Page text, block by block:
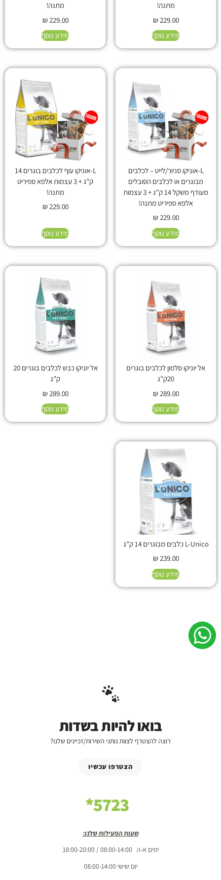
מתנה!
₪229.00
מידע נוסף
מתנה!
₪229.00
מידע נוסף
L-אוניקו סניור/לייט – לכלבים
מבוגרים או לכלבים הסובלים
מעודף משקל 14 ק"ג + 3 עצמות
אלפא ספיריט מתנה!
₪229.00
מידע נוסף
L-אוניקו עוף לכלבים בוגרים 14
ק"ג + 3 עצמות אלפא ספיריט
מתנה!
₪229.00
מידע נוסף
אל יוניקו סלמון לכלבים בוגרים
20ק"ג
₪289.00
מידע נוסף
אל יוניקו כבש לכלבים בוגרים 20
ק"ג
₪289.00
מידע נוסף
L-Unico כלבים מבוגרים 14 ק"ג
₪239.00
מידע נוסף
בואו להיות בשדות
רוצה להצטרף לצוות נותני השירות/זכיינים שלנו?
הצטרפו עכשיו
5723*
שעות הפעילות שלנו:
ימים א-ה 08:00-14:00 / 18:00-20:00
יום שישי 08:00-14:00